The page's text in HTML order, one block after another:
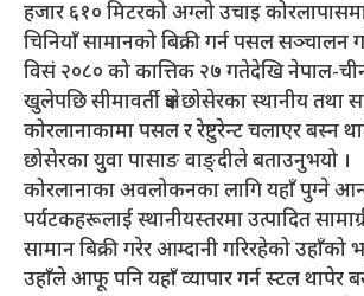
हजार ६१० मिटरको अग्लो उचाइ
चिनियाँ सामानको बिक्री गर्न पसल सञ्चालन
विसं २०८० को कात्तिक २७ गतेदेखि नेपाल-
खुलेपछि सीमावर्ती क्षेत्र छोसेरका स्थानीय तथा
कोरलानाकामा पसल र रेष्टुरेन्ट चलाएर बस्न
छोसेरका युवा पासाङ वाङ्दीले बताउनुभयो ।
कोरलानाका अवलोकनका लागि यहाँ पुग्ने
पर्यटकहरूलाई स्थानीयस्तरमा उत्पादित
सामान बिक्री गरेर आम्दानी गरिरहेको उहाँको
उहाँले आफू पनि यहाँ व्यापार गर्न स्टल थापेर